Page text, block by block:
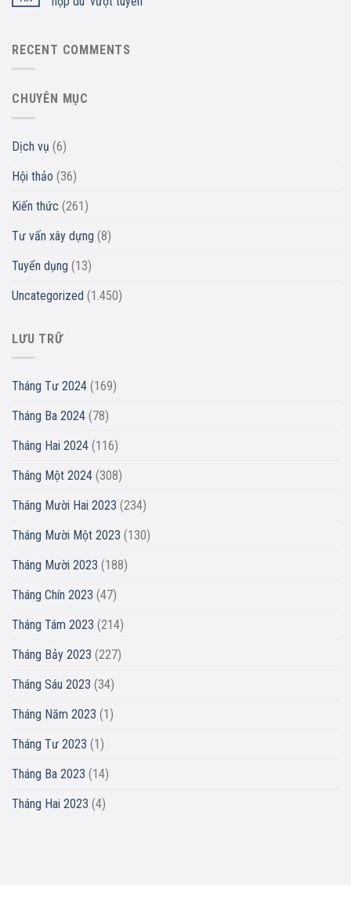
RECENT COMMENTS
CHUYÊN MỤC
Dịch vụ (6)
Hội thảo (36)
Kiến thức (261)
Tư vấn xây dựng (8)
Tuyển dụng (13)
Uncategorized (1.450)
LƯU TRỮ
Tháng Tư 2024 (169)
Tháng Ba 2024 (78)
Tháng Hai 2024 (116)
Tháng Một 2024 (308)
Tháng Mười Hai 2023 (234)
Tháng Mười Một 2023 (130)
Tháng Mười 2023 (188)
Tháng Chín 2023 (47)
Tháng Tám 2023 (214)
Tháng Bảy 2023 (227)
Tháng Sáu 2023 (34)
Tháng Năm 2023 (1)
Tháng Tư 2023 (1)
Tháng Ba 2023 (14)
Tháng Hai 2023 (4)